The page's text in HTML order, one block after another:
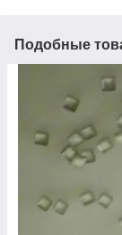
Подобные